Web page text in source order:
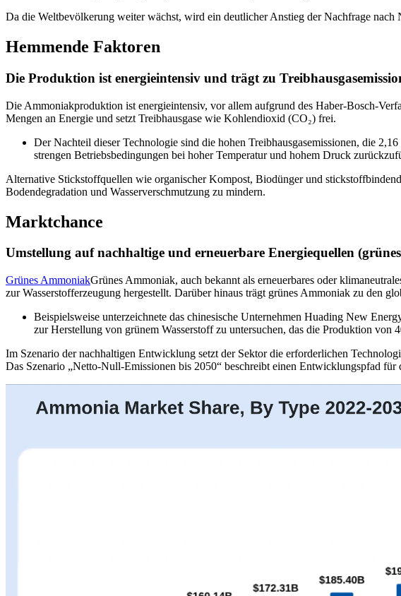
Da die Weltbevölkerung weiter wächst, wird ein deutlicher Anstieg der Nachfrage
Hemmende Faktoren
Die Produktion ist energieintensiv und trägt zu
Die Ammoniakproduktion ist energieintensiv, vor allem aufgrund des Haber-Bosch-
Mengen an Energie und setzt Treibhausgase wie Kohlendioxid (CO₂) frei.
Der Nachteil dieser Technologie sind die hohen Treibhausgasemissionen, die
strengen Betriebsbedingungen bei hoher Temperatur und hohem Druck
Alternative Stickstoffquellen wie organischer Kompost, Biodünger und
Bodendegradation und Wasserverschmutzung zu mindern.
Marktchance
Umstellung auf nachhaltige und erneuerbare Energiequellen
Grünes AmmoniakGrünes Ammoniak, auch bekannt als erneuerbares oder
zur Wasserstofferzeugung hergestellt. Darüber hinaus trägt grünes Ammoniak zu den
Beispielsweise unterzeichnete das chinesische Unternehmen Huading New
zur Herstellung von grünem Wasserstoff zu untersuchen, das die Produktion
Im Szenario der nachhaltigen Entwicklung setzt der Sektor die erforderlichen
Das Szenario „Netto-Null-Emissionen bis 2050“ beschreibt einen Entwicklungspfad